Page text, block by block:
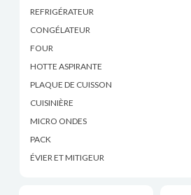
REFRIGÉRATEUR
CONGÉLATEUR
FOUR
HOTTE ASPIRANTE
PLAQUE DE CUISSON
CUISINIÈRE
MICRO ONDES
PACK
ÉVIER ET MITIGEUR